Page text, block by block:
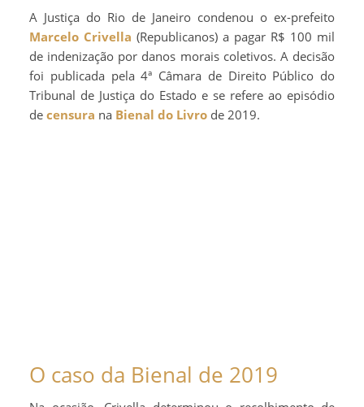
A Justiça do Rio de Janeiro condenou o ex-prefeito
Marcelo Crivella (Republicanos) a pagar R$ 100 mil
de indenização por danos morais coletivos. A decisão
foi publicada pela 4ª Câmara de Direito Público do
Tribunal de Justiça do Estado e se refere ao episódio
de censura na Bienal do Livro de 2019.
O caso da Bienal de 2019